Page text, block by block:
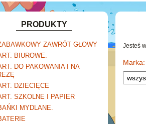
PRODUKTY
ZAWRÓT GŁOWY
Welly.
Mały naukowiec.
Zabawki dla chłopców.
cybertransformacja
Akcesoria dla lalek.
BIUROWE.
Kalendarze.
Książkowe
Wieloletnie
Ścienne
Zdzieraki
Dziurkacze i zszywacze.
Klipy i spinacze.
Korektory.
Skoroszyty, teczki i segregatory.
DO PAKOWANIA I NA
DZIECIĘCE
Artykuły drogeryjne.
Produkty dla mamy i
SZKOLNE I PAPIER
Tornistry, plecaki i walizki.
Drobne artykuły szkolne.
MYDLANE.
Jesteś
Marka: